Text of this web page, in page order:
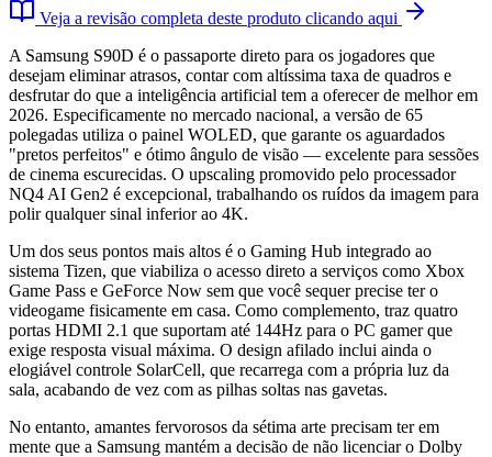
Veja a revisão completa deste produto clicando aqui
A Samsung S90D é o passaporte direto para os jogadores que
desejam eliminar atrasos, contar com altíssima taxa de quadros e
desfrutar do que a inteligência artificial tem a oferecer de melhor em
2026. Especificamente no mercado nacional, a versão de 65
polegadas utiliza o painel WOLED, que garante os aguardados
"pretos perfeitos" e ótimo ângulo de visão — excelente para sessões
de cinema escurecidas. O upscaling promovido pelo processador
NQ4 AI Gen2 é excepcional, trabalhando os ruídos da imagem para
polir qualquer sinal inferior ao 4K.
Um dos seus pontos mais altos é o Gaming Hub integrado ao
sistema Tizen, que viabiliza o acesso direto a serviços como Xbox
Game Pass e GeForce Now sem que você sequer precise ter o
videogame fisicamente em casa. Como complemento, traz quatro
portas HDMI 2.1 que suportam até 144Hz para o PC gamer que
exige resposta visual máxima. O design afilado inclui ainda o
elogiável controle SolarCell, que recarrega com a própria luz da
sala, acabando de vez com as pilhas soltas nas gavetas.
No entanto, amantes fervorosos da sétima arte precisam ter em
mente que a Samsung mantém a decisão de não licenciar o Dolby